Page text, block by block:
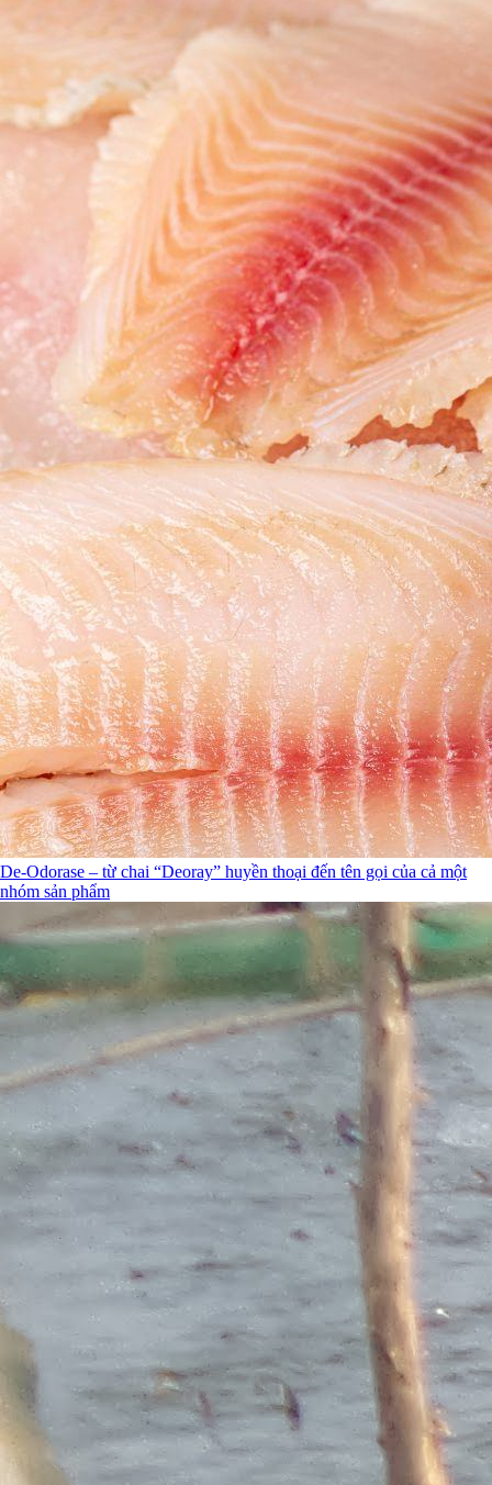
De-Odorase – từ chai “Deoray” huyền thoại đến tên gọi của cả một
nhóm sản phẩm